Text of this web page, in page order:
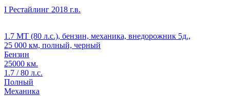
I Рестайлинг 2018 г.в.
1.7 MT (80 л.с.), бензин, механика, внедорожник 5д.,
25 000 км, полный, черный
Бензин
25000 км.
1.7 / 80 л.с.
Полный
Механика